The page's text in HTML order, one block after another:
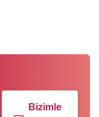
Bizimle